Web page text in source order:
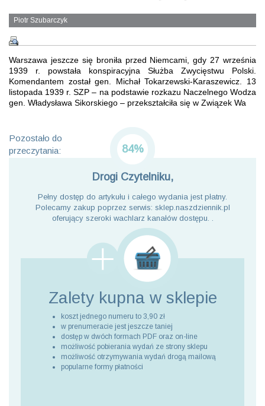
Piotr Szubarczyk
Warszawa jeszcze się broniła przed Niemcami, gdy 27 września
1939 r. powstała konspiracyjna Służba Zwycięstwu Polski.
Komendantem został gen. Michał Tokarzewski-Karaszewicz. 13
listopada 1939 r. SZP – na podstawie rozkazu Naczelnego Wodza
gen. Władysława Sikorskiego – przekształciła się w Związek Wa
Pozostało do
przeczytania:
84%
Drogi Czytelniku,
Pełny dostęp do artykułu i całego wydania jest płatny.
Polecamy zakup poprzez serwis: sklep.naszdziennik.pl
oferujący szeroki wachlarz kanałów dostępu. .
Zalety kupna w sklepie
koszt jednego numeru to 3,90 zł
w prenumeracie jest jeszcze taniej
dostęp w dwóch formach PDF oraz on-line
możliwość pobierania wydań ze strony sklepu
możliwość otrzymywania wydań drogą mailową
popularne formy płatności